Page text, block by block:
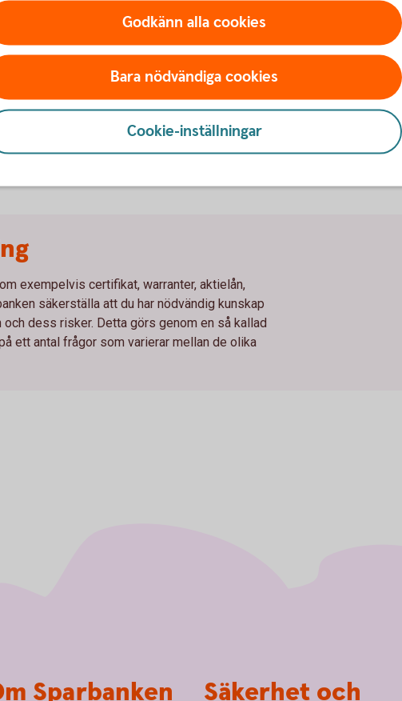
behov.
exempelvis certifikat, warranter, aktielån,
säkerställa att du har nödvändig kunskap
dess risker. Detta görs genom en så kallad
ett antal frågor som varierar mellan de olika
Godkänn alla cookies
Bara nödvändiga cookies
Cookie-inställningar
Sparbanken Säkerhet och